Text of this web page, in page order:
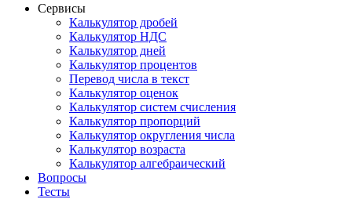
Сервисы
Калькулятор дробей
Калькулятор НДС
Калькулятор дней
Калькулятор процентов
Перевод числа в текст
Калькулятор оценок
Калькулятор систем счисления
Калькулятор пропорций
Калькулятор округления числа
Калькулятор возраста
Калькулятор алгебраический
Вопросы
Тесты